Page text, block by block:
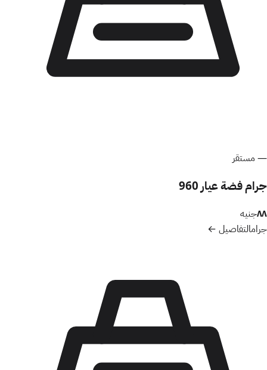
— مستقر
جرام فضة عيار 960
٨٨جنيه
جرامالتفاصيل ←